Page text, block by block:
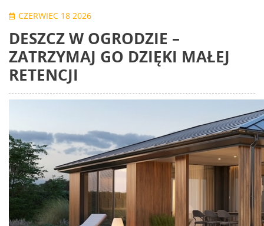
CZERWIEC 18 2026
DESZCZ W OGRODZIE –
ZATRZYMAJ GO DZIĘKI MAŁEJ
RETENCJI